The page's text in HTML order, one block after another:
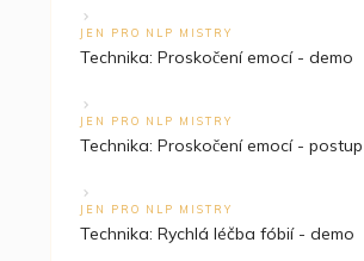
JEN PRO NLP MISTRY
Technika: Proskočení emocí - demo
JEN PRO NLP MISTRY
Technika: Proskočení emocí - postup
JEN PRO NLP MISTRY
Technika: Rychlá léčba fóbií - demo